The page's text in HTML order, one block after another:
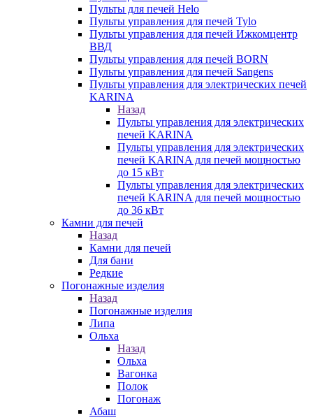
Пульты для печей Helo
Пульты управления для печей Tylo
Пульты управления для печей Ижкомцентр
ВВД
Пульты управления для печей BORN
Пульты управления для печей Sangens
Пульты управления для электрических печей
KARINA
Назад
Пульты управления для электрических
печей KARINA
Пульты управления для электрических
печей KARINA для печей мощностью
до 15 кВт
Пульты управления для электрических
печей KARINA для печей мощностью
до 36 кВт
Камни для печей
Назад
Камни для печей
Для бани
Редкие
Погонажные изделия
Назад
Погонажные изделия
Липа
Ольха
Назад
Ольха
Вагонка
Полок
Погонаж
Абаш